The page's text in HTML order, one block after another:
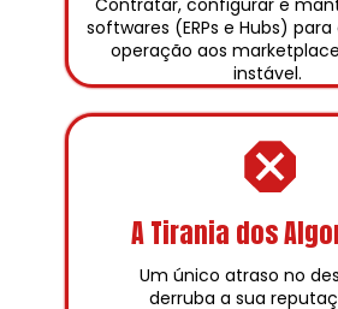
A Tirania dos
Contratar, configurar e
softwares (ERPs e Hubs)
operação aos
instável.
Um único atraso no
derruba a sua